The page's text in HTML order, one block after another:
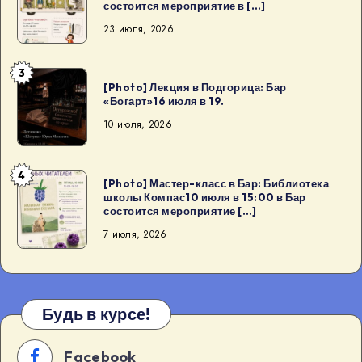
класс
в
Библиотека
школы
Компас24
июля
в
Бар
состоится
мероприятие
[…]
состоится мероприятие в […]
23 июля, 2026
[Photo]
Лекция
в
Подгорица:
«Богарт»16
июля
19.
3
[Photo] Лекция в Подгорица: Бар
«Богарт»16 июля в 19.
10 июля, 2026
[Photo]
Мастер-
класс
в
школы
Компас10
июля
4
[Photo] Мастер-класс в Бар: Библиотека
школы Компас10 июля в 15:00 в Бар
состоится мероприятие […]
7 июля, 2026
Будь в курсе!
Facebook